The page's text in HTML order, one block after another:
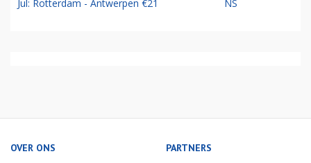
Jul: Rotterdam - Antwerpen €21 NS
OVER ONS PARTNERS